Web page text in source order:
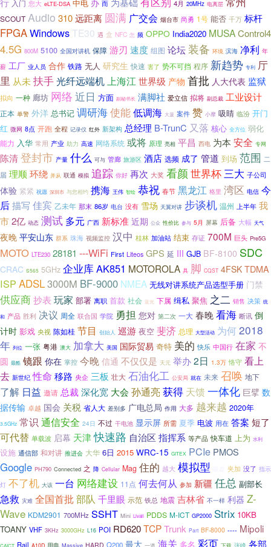
入门 您大 eLTE-DSA 中电 办 而 4月 20MHz 电离层
SCOUT Audio 310远距离 圆满 广交会 烟台市 尚勇 1号 能否 千万 标杆
FPGAWindows TE30 遇 盒 NFC 怎 频 OPPO India2020 MUSAControl4
4.5G 800M 5100 全国对讲机 保障 游刃 速度 组图 论坛 装备 环境 滨海 净利 年
薪 工厂 业人员 合作 铁路 无人 研究生 快速 害了 势不可挡 程序 新趋势 专利 厅
里 从未 扶手光纤远端机 上海江 世界级 产物 首批 人大代表 监狱
拟向 一种 廊坊 网络 近日 方面 副秘书长 满脚社 爱立信 拟将 副总裁 工业设计
正本 单警 外洋 总书记 调研海使能低调海 大厦 案件 赞 小摩 吸睛 临汾 开门
红 微网 8点 开跑 全程 记录仪 红外 新架构 总经理 B-TrunC 又落 核心 全方位 弱化
能力 入华 常用 产业 助力 高速 网络系统 或将 原理 亮相 平昌 西电 为本 安全 专网
陈清登封市 产量 什么 可与 管廊 旅游区 酒店 选频 成了 管道 到场 范围 二
届 理顺 环绕 并从 联通 模拟 追踪 你好 再次 大奖 看颜 世界杯三大 子公司
体验 紧紧 祝愿 深圳市 与您相约 携海 王伟 智绘 恭祝 春节 黑龙江 格里 湾区 电信 今
后描写 佳宾 乙未年 那末 86岁 电台 没有 雪场 天翼对讲 步谈机 温州 上半年 我
市2亿 动态 测试 多元 广西 新标准 近期 公众 性价比 参与 5月 屏幕 后备 大幅 天气
夜晚 平安山东 群系 珠海 视频监控 汉中 桂林 加油站 结束 存证 700M 巨头 Pre5G
MOTO LTE230 28181 ---WiFi First Liteos GPS 延 III GJB BF-8100 SDC
CRAC S565 5GHz 企业库AK851 MOTOROLA 具 脚 CQST 4FSK TDMA
ISP ADSL3000M BF-9000 NMEA 无线对讲系统产品选型手册 门禁
供应商抄表 玩家 部署 离职 首款 社会 蓝光 下属 缉私 聚焦 之二 销售 决策 统
和 产品 胜利 决议 周全 联合国 学院 勇担 您对 第二次 一大 春晚看海 断讯 倒
计时 影戏 央视 陈如桂 节目 创始人 巡游 夜空 斐济 总理 大型活动 为何2018
年 列位 一张 粤港 澳大 加拿大 美国 国际贸易 奇特 美的 快乐 中国行 在家 不
圆 最酷 镜跟 你在 掌控 今晚 信通 不仅仅是 天元 举办2日 1.3万 恪守 看上
去 新世纪 性命 移路 央企 三板 壮大 石油化工 公安局 就在 未来 召唤 地下
了解 日益 邀请 总裁深化宽 大会 孙通亮获得 天馈一体化 巨擘 数
据传输 卓越 国会 关税 省人大 差别多 广电总局 作用 大多 越来越 2020年
3.5GHz 常识 通信安全 24日 不过 干电池 显示屏 所需 夏季 电波 用在 答案 短了
可代替 单载波 启幕 天津快速路 自治区 指挥系 等产品 快车道 上为 水利
设施 通信部 和对讲 推进会 大华 6日 2015 WRC-15 GITEX PCIe PMOS
Google PH790 Connected 之 降 Cellular Mag 住的 越大 模拟型 夹加 没了 指示
灯 不了机 大该 一台 网络建设 11点 何去何从 参加 新疆 任总 副部长
急救 灾难 全国首批部队 千里眼 示范 铁总 地震 吉林省 不一样 利器 Z-
Wave KDM2901 700MHz SSHT Mini Livall PDDS M-ICT GP2000 Strix 10KB
TOANY VHF 3KHz 3000GHz L16 POI RD620TCPTrunk Part BF-8000 ---- Mipoli
CAICT Rail 用电 Massive HARD Q200 最大 一道 海关 多名 彩页 张峰 各部